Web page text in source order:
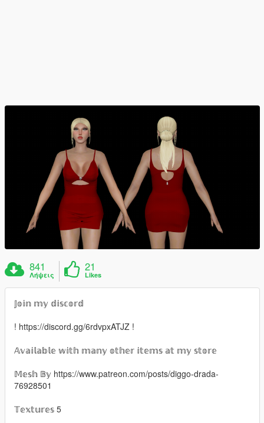
841
Λήψεις
21
Likes
𝕁𝕠𝕚𝕟 𝕞𝕪 𝕕𝕚𝕤𝕔𝕠𝕣𝕕
! https://discord.gg/6rdvpxATJZ !
𝔸𝕧𝕒𝕚𝕝𝕒𝕓𝕝𝕖 𝕨𝕚𝕥𝕙 𝕞𝕒𝕟𝕪 𝕠𝕥𝕙𝕖𝕣 𝕚𝕥𝕖𝕞𝕤 𝕒𝕥 𝕞𝕪 𝕤𝕥𝕠𝕣𝕖
𝕄𝕖𝕤𝕙 𝔹𝕪 https://www.patreon.com/posts/diggo-drada-
76928501
𝕋𝕖𝕩𝕥𝕦𝕣𝕖𝕤 5